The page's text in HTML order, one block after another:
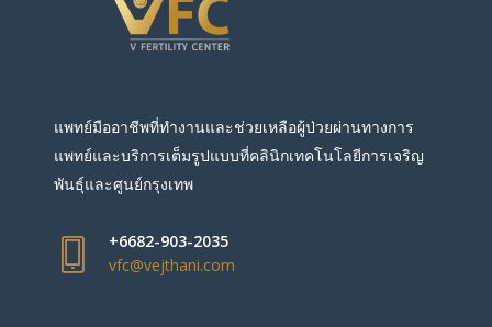
แพทย์มืออาชีพที่ทำงานและช่วยเหลือผู้ป่วยผ่านทางการ
แพทย์และบริการเต็มรูปแบบที่คลินิกเทคโนโลยีการเจริญ
พันธุ์และศูนย์กรุงเทพ
+6682-903-2035
vfc@vejthani.com